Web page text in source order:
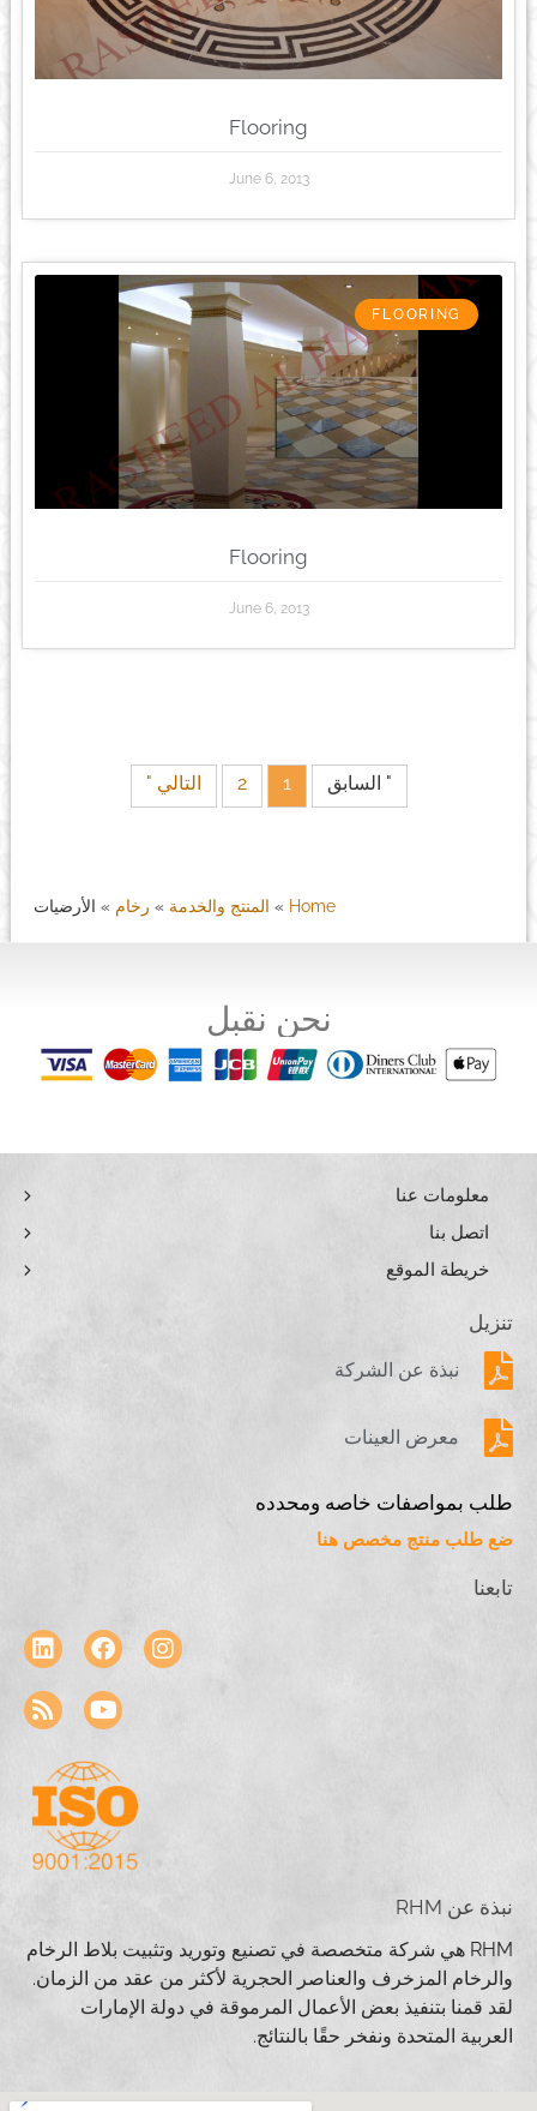
Flooring
June 6, 2013
FLOORING
Flooring
June 6, 2013
" السابق 1
2 التالي "
Home
» المنتج والخدمة » رخام » الأرضيات
نحن نقبل
معلومات عنا
اتصل بنا
خريطة الموقع
تنزيل
نبذة عن الشركة
معرض العينات
طلب بمواصفات خاصه ومحدده
ضع طلب منتج مخصص هنا
تابعنا
نبذة عن RHM
RHM هي شركة متخصصة في تصنيع وتوريد وتثبيت بلاط الرخام
والرخام المزخرف والعناصر الحجرية لأكثر من عقد من الزمان.
لقد قمنا بتنفيذ بعض الأعمال المرموقة في دولة الإمارات
العربية المتحدة ونفخر حقًا بالنتائج.